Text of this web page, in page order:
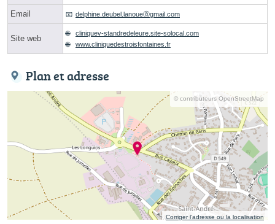
Email delphine.deubel.lanoueⓐgmail.com
Site web
cliniquev-standredeleure.site-solocal.com
www.cliniquedestroisfontaines.fr
Plan et adresse
© contributeurs OpenStreetMap
Corriger l’adresse ou la localisation